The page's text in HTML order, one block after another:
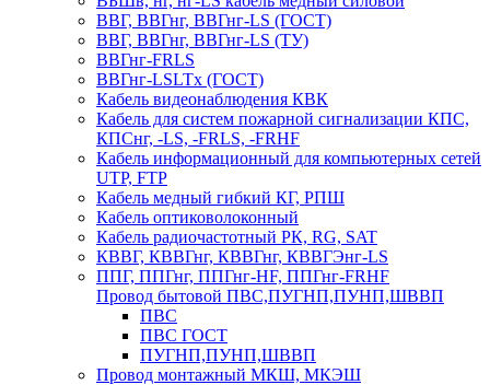
ВВГ, ВВГнг, ВВГнг-LS (ГОСТ)
ВВГ, ВВГнг, ВВГнг-LS (ТУ)
ВВГнг-FRLS
ВВГнг-LSLTx (ГОСТ)
Кабель видеонаблюдения КВК
Кабель для систем пожарной сигнализации КПС,
КПСнг, -LS, -FRLS, -FRHF
Кабель информационный для компьютерных сетей
UTP, FTP
Кабель медный гибкий КГ, РПШ
Кабель оптиковолоконный
Кабель радиочастотный РК, RG, SAT
КВВГ, КВВГнг, КВВГнг, КВВГЭнг-LS
ППГ, ППГнг, ППГнг-HF, ППГнг-FRHF
Провод бытовой ПВС,ПУГНП,ПУНП,ШВВП
ПВС
ПВС ГОСТ
ПУГНП,ПУНП,ШВВП
Провод монтажный МКШ, МКЭШ